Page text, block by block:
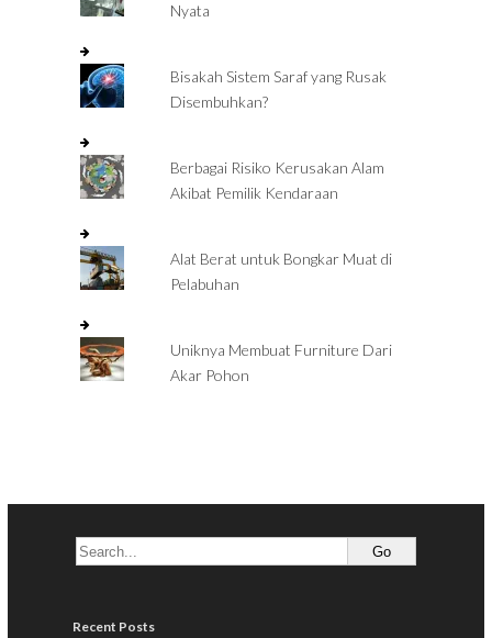
Nyata
Bisakah Sistem Saraf yang Rusak
Disembuhkan?
Berbagai Risiko Kerusakan Alam
Akibat Pemilik Kendaraan
Alat Berat untuk Bongkar Muat di
Pelabuhan
Uniknya Membuat Furniture Dari
Akar Pohon
Recent Posts